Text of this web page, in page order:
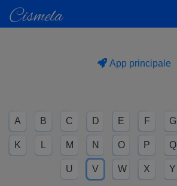
App principale
A B C D E F G
K M N O P Q
U V W X Y